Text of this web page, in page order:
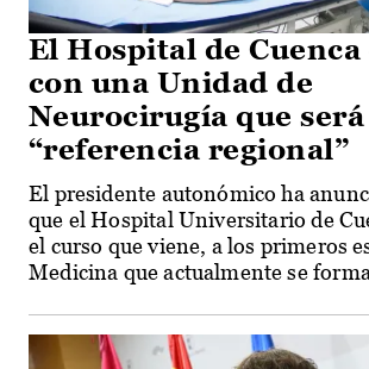
El Hospital de
con una Unidad de
Neurocirugía que será
“referencia regional”
El presidente autonómico ha
que el Hospital Universitario de
el curso que viene, a los primeros
Medicina que actualmente se